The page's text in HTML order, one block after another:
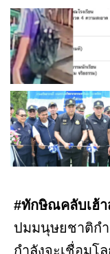
#ทักษิณคลับเฮ้า
ปมมนุษยชาติกำ
กำลังจะเชื่อมโ